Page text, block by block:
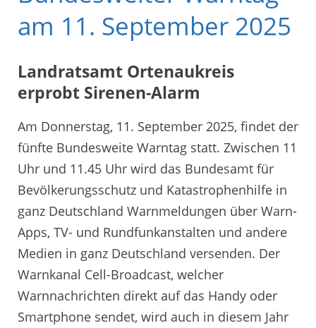
am 11. September 2025
Landratsamt Ortenaukreis
erprobt Sirenen-Alarm
Am Donnerstag, 11. September 2025, findet der
fünfte Bundesweite Warntag statt. Zwischen 11
Uhr und 11.45 Uhr wird das Bundesamt für
Bevölkerungsschutz und Katastrophenhilfe in
ganz Deutschland Warnmeldungen über Warn-
Apps, TV- und Rundfunkanstalten und andere
Medien in ganz Deutschland versenden. Der
Warnkanal Cell-Broadcast, welcher
Warnnachrichten direkt auf das Handy oder
Smartphone sendet, wird auch in diesem Jahr